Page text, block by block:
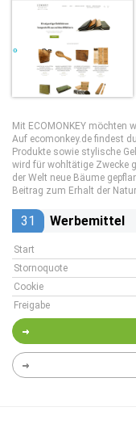
Mit ECOMONKEY möchten
Auf ecomonkey.de findest
Produkte sowie stylische
wird für wohltätige Zwecke
der Welt neue Bäume
Beitrag zum Erhalt der
31 Werbemittel
Start
Stornoquote
Cookie
Freigabe